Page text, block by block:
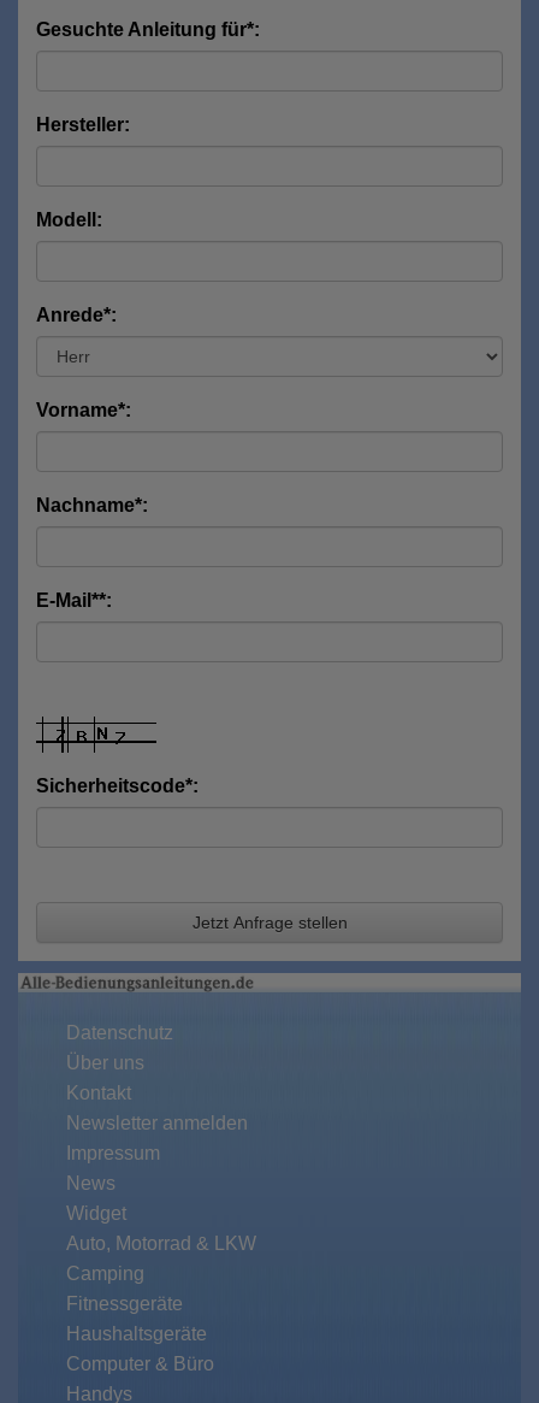
Gesuchte Anleitung für*:
Hersteller:
Modell:
Anrede*:
Vorname*:
Nachname*:
E-Mail**:
Sicherheitscode*:
Jetzt Anfrage stellen
Datenschutz
Über uns
Kontakt
Newsletter anmelden
Impressum
News
Widget
Auto, Motorrad & LKW
Camping
Fitnessgeräte
Haushaltsgeräte
Computer & Büro
Handys